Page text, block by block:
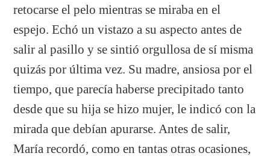
retocarse el pelo mientras se miraba en el
espejo. Echó un vistazo a su aspecto antes de
salir al pasillo y se sintió orgullosa de sí misma
quizás por última vez. Su madre, ansiosa por el
tiempo, que parecía haberse precipitado tanto
desde que su hija se hizo mujer, le indicó con la
mirada que debían apurarse. Antes de salir,
María recordó, como en tantas otras ocasiones,